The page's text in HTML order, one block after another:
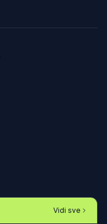
Vidi sve